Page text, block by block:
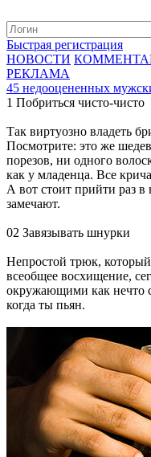
Быстрая регистрация
НОВОСТИ
РЕКЛАМА
45 недооцененных
1 Побриться чисто-чисто
Так виртуозно владеть
Посмотрите: это же
порезов, ни одного
как у младенца. Все
А вот стоит прийти раз
замечают.
02 Завязывать шнурки
Непростой трюк,
всеобщее восхищение,
окружающими как нечто
когда ты пьян.